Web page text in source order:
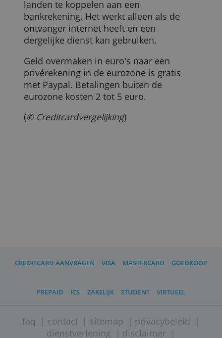
- Gebruik een internetportemonnee.
Het bekendste voorbeeld is
jijzelf als de ontvanger
moet gebruikmaken van deze dienst. De
betaling gebeurt via het e-mailadres van
de ontvanger. Paypal is in de meeste
landen te koppelen aan een
bankrekening. Het werkt alleen als de
ALLES ACCEPTEREN
ALLES AFWIJZEN
DETAILS WEERGEVEN